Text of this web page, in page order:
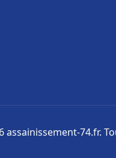
assainissement-74.fr.